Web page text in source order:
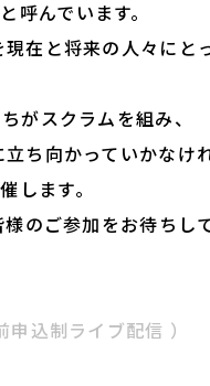
んでいます。
在と将来の人々にと
がスクラムを組み、
ち向かっていかなけ
ます。
のご参加をお待ちし
込制ライブ配信 ）